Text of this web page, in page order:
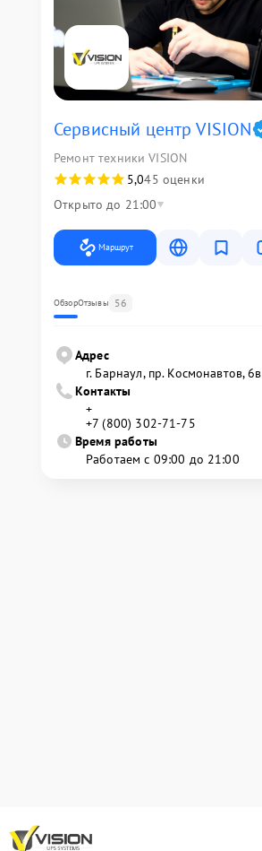
Сервисный центр VISION
Ремонт техники VISION
5,045 оценки
Открыто до 21:00
Маршрут
ОбзорОтзывы 56
Адрес
г. Барнаул, ​пр. Космонавтов, 6в
Контакты
+
+7 (800) 302-71-75
Время работы
Работаем с 09:00 до 21:00